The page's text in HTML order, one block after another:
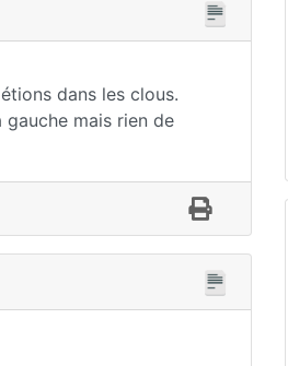
dans les clous.
mais rien de